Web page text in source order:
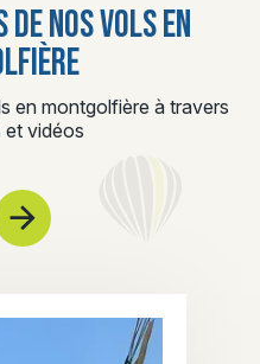
NOS VOLS EN
en montgolfière à travers
et vidéos